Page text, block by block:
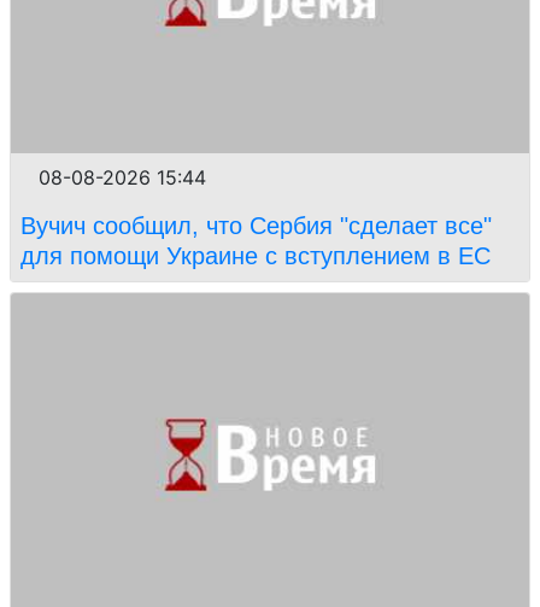
08-08-2026 15:44
Вучич сообщил, что Сербия "сделает все"
для помощи Украине с вступлением в ЕС